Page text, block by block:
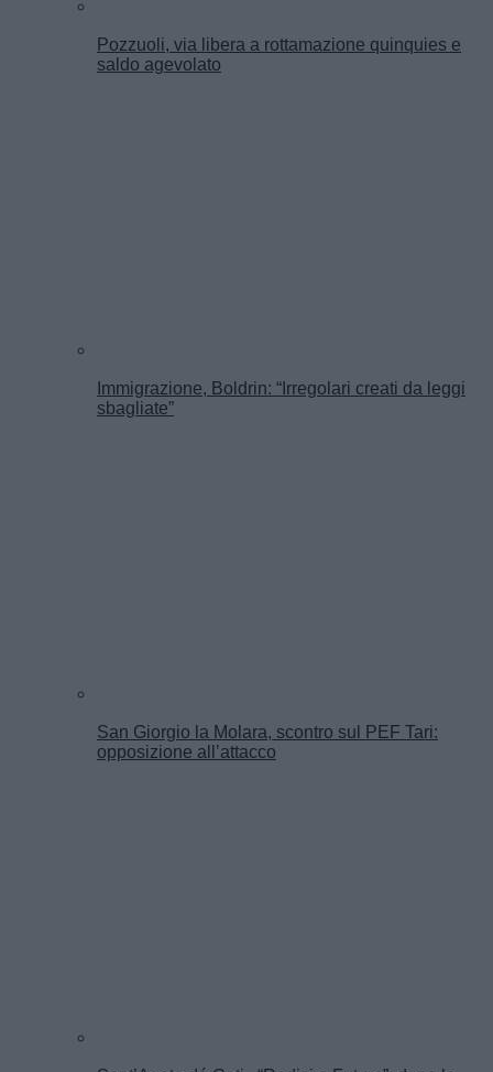
Pozzuoli, via libera a rottamazione quinquies e
saldo agevolato
Immigrazione, Boldrin: “Irregolari creati da leggi
sbagliate”
San Giorgio la Molara, scontro sul PEF Tari:
opposizione all’attacco